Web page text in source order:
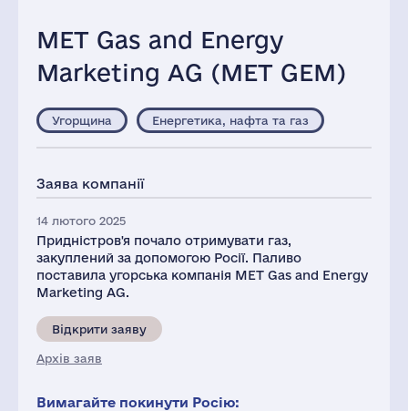
MET Gas and Energy
Marketing AG (MET GEM)
Угорщина Енергетика, нафта та газ
Заява компанії
14 лютого 2025
Придністров'я почало отримувати газ,
закуплений за допомогою Росії. Паливо
поставила угорська компанія MET Gas and Energy
Marketing AG.
Відкрити заяву
Архів заяв
Вимагайте покинути Росію: